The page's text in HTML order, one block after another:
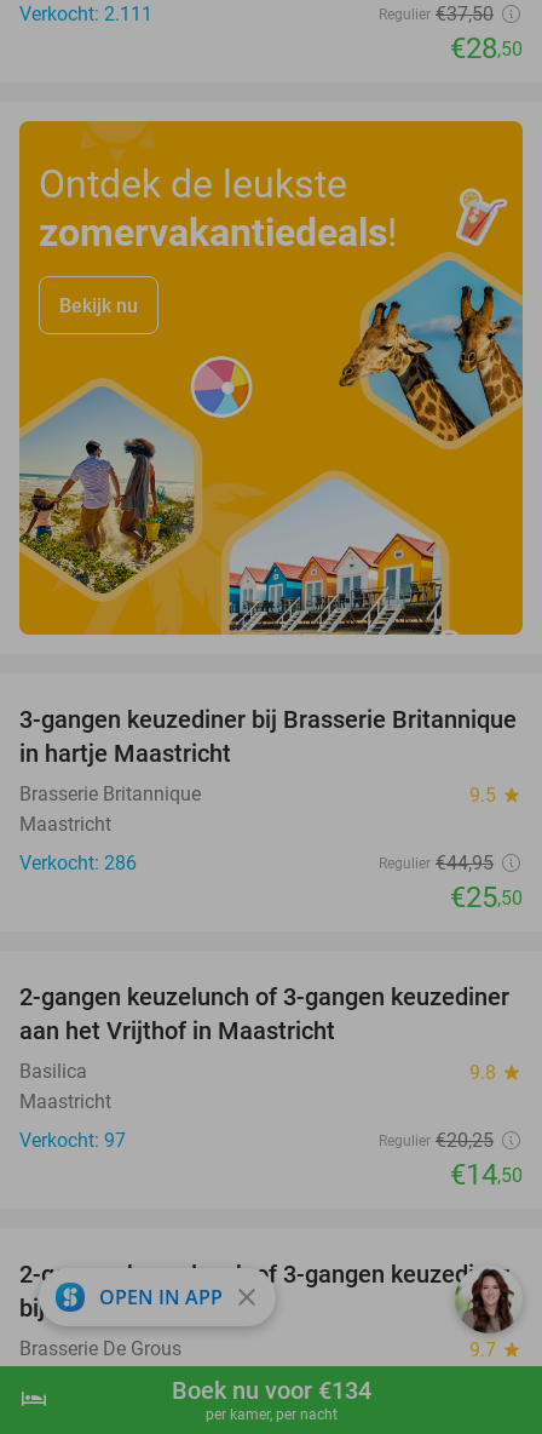
shopping_cart Boek nu
hotel Boek nu voor €134
per kamer, per nacht
Verkocht: 2.111
Regulier €37,50
€28,50
Ontdek de leukste
zomervakantiedeals!
Bekijk nu
43%
3-gangen keuzediner bij Brasserie Britannique
in hartje Maastricht
Brasserie Britannique 9.5 star
Maastricht
Verkocht: 286
Regulier €44,95
€25,50
28%
2-gangen keuzelunch of 3-gangen keuzediner
aan het Vrijthof in Maastricht
Basilica 9.8 star
Maastricht
Verkocht: 97
Regulier €20,25
€14,50
30%
2-gangen keuzelunch of 3-gangen keuzediner
bij Brasserie De Grous
Brasserie De Grous 9.7 star
OPEN IN APP close